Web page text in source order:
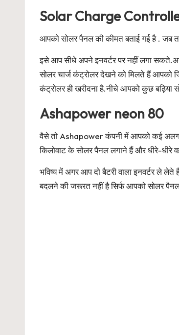
Solar Charge
आपको सोलर पैनल की कीमत बताई गई है . जब
इसे आप सीधे अपने इनवर्टर पर नहीं लगा
सोलर चार्ज कंट्रोलर देखने को मिलते हैं आपको
कंट्रोलर ही खरीदना है.नीचे आपको कुछ बढ़िया
Ashapower neon 80
वैसे तो Ashapower कंपनी में आपको कई अलग-
किलोवाट के सोलर पैनल लगाने हैं और धीरे-धीरे
भविष्य में अगर आप दो बैटरी वाला इनवर्टर ले
बदलने की जरूरत नहीं है सिर्फ आपको सोलर